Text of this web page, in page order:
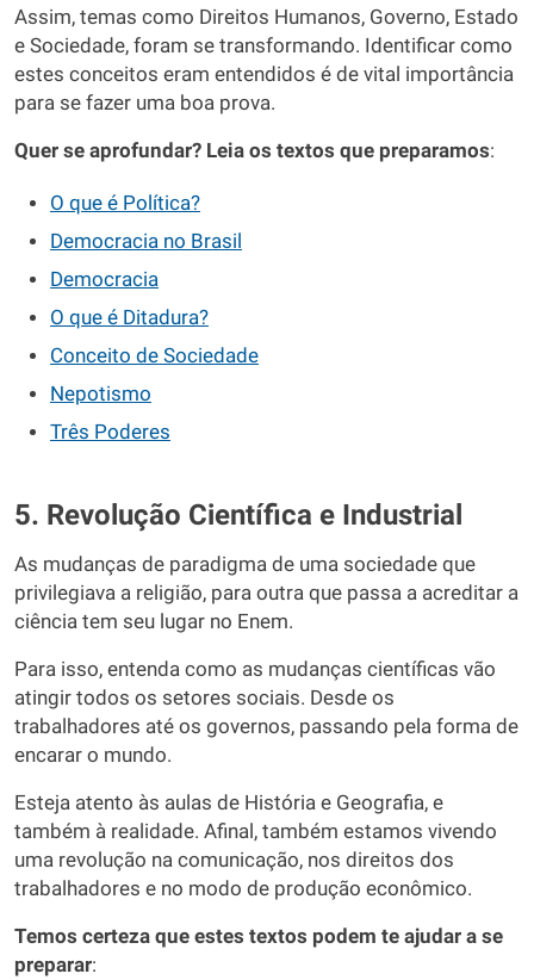
Assim, temas como Direitos Humanos, Governo, Estado
e Sociedade, foram se transformando. Identificar como
estes conceitos eram entendidos é de vital importância
para se fazer uma boa prova.
Quer se aprofundar? Leia os textos que preparamos:
O que é Política?
Democracia no Brasil
Democracia
O que é Ditadura?
Conceito de Sociedade
Nepotismo
Três Poderes
5. Revolução Científica e Industrial
As mudanças de paradigma de uma sociedade que
privilegiava a religião, para outra que passa a acreditar a
ciência tem seu lugar no Enem.
Para isso, entenda como as mudanças científicas vão
atingir todos os setores sociais. Desde os
trabalhadores até os governos, passando pela forma de
encarar o mundo.
Esteja atento às aulas de História e Geografia, e
também à realidade. Afinal, também estamos vivendo
uma revolução na comunicação, nos direitos dos
trabalhadores e no modo de produção econômico.
Temos certeza que estes textos podem te ajudar a se
preparar: